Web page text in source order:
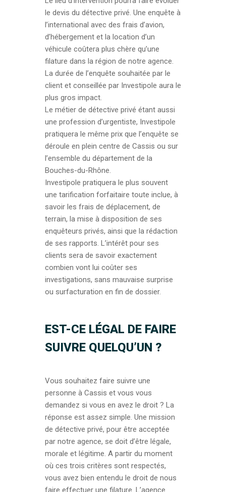
le devis du détective privé. Une enquête à
l’international avec des frais d’avion,
d’hébergement et la location d’un
véhicule coûtera plus chère qu’une
filature dans la région de notre agence.
La durée de l’enquête souhaitée par le
client et conseillée par Investipole aura le
plus gros impact.
Le métier de détective privé étant aussi
une profession d’urgentiste, Investipole
pratiquera le même prix que l’enquête se
déroule en plein centre de Cassis ou sur
l’ensemble du département de la
Bouches-du-Rhône.
Investipole pratiquera le plus souvent
une tarification forfaitaire toute inclue, à
savoir les frais de déplacement, de
terrain, la mise à disposition de ses
enquêteurs privés, ainsi que la rédaction
de ses rapports. L’intérêt pour ses
clients sera de savoir exactement
combien vont lui coûter ses
investigations, sans mauvaise surprise
ou surfacturation en fin de dossier.
EST-CE LÉGAL DE FAIRE
SUIVRE QUELQU’UN ?
Vous souhaitez faire suivre une
personne à Cassis et vous vous
demandez si vous en avez le droit ? La
réponse est assez simple. Une mission
de détective privé, pour être acceptée
par notre agence, se doit d’être légale,
morale et légitime. A partir du moment
où ces trois critères sont respectés,
vous avez bien entendu le droit de nous
faire effectuer une filature. L’agence